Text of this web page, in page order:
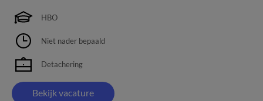
HBO
Niet nader bepaald
Detachering
Bekijk vacature